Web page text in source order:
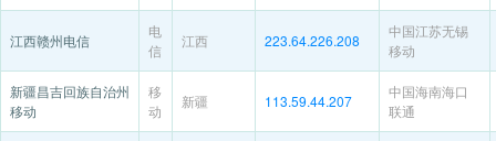
江西赣州电信
电
信
江西 223.64.226.208
中国江苏无锡
移动
新疆昌吉回族自治州
移动
移
动
新疆 113.59.44.207
中国海南海口
联通